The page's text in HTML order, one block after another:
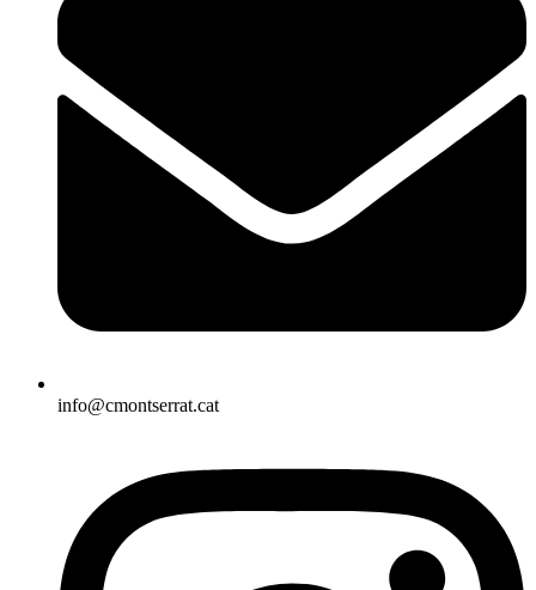
info@cmontserrat.cat